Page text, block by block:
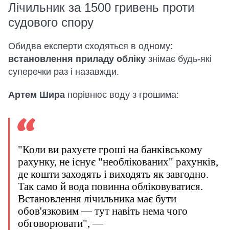
Лічильник за 1500 гривень проти
судового спору
Обидва експерти сходяться в одному:
встановлення приладу обліку знімає будь-які
суперечки раз і назавжди.
Артем Шира порівнює воду з грошима:
"Коли ви рахуєте гроші на банківському
рахунку, не існує "необлікованих" рахунків,
де кошти заходять і виходять як завгодно.
Так само й вода повинна обліковуватися.
Встановлення лічильника має бути
обов'язковим — тут навіть нема чого
обговорювати", —